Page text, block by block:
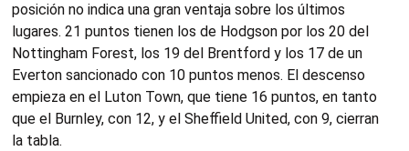
posición no indica una gran ventaja sobre los últimos
lugares. 21 puntos tienen los de Hodgson por los 20 del
Nottingham Forest, los 19 del Brentford y los 17 de un
Everton sancionado con 10 puntos menos. El descenso
empieza en el Luton Town, que tiene 16 puntos, en tanto
que el Burnley, con 12, y el Sheffield United, con 9, cierran
la tabla.